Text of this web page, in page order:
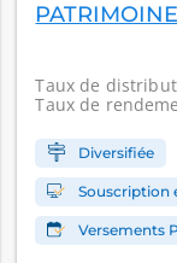
Taux de
Taux de
Diversifiée
Souscription
Versements